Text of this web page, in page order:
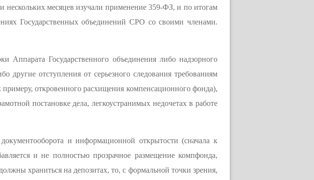
месяцев изучали применение 359-ФЗ, и по итогам
Государственных объединений СРО со своими членами.
Аппарата Государственного объединения либо надзорного
другие отступления от серьезного следования требованиям
откровенного расхищения компенсационного фонда),
постановке дела, легкоустранимых недочетах в работе
и информационной открытости (сначала к
и не полностью прозрачное размещение компфонда,
храниться на депозитах, то, с формальной точки зрения,